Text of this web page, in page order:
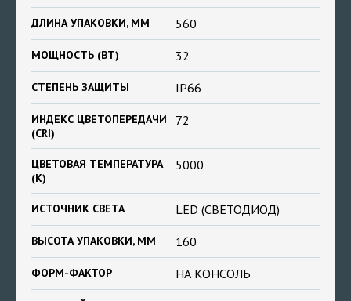
ДЛИНА УПАКОВКИ, ММ 560
МОЩНОСТЬ (ВТ) 32
СТЕПЕНЬ ЗАЩИТЫ IP66
ИНДЕКС ЦВЕТОПЕРЕДАЧИ
(CRI)
72
ЦВЕТОВАЯ ТЕМПЕРАТУРА
(К)
5000
ИСТОЧНИК СВЕТА LED (СВЕТОДИОД)
ВЫСОТА УПАКОВКИ, ММ 160
ФОРМ-ФАКТОР НА КОНСОЛЬ